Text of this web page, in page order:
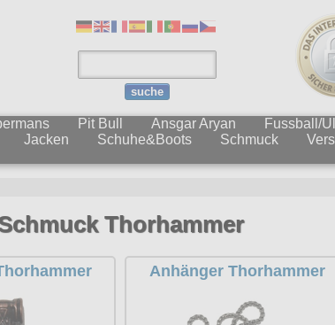
suche
Pit Bull Ansgar Aryan Fussball/
Jacken Schuhe&Boots Schmuck
Thorhammer
Anhänger Thorhammer